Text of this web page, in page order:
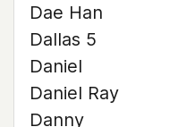
Dae Han
Dallas 5
Daniel
Daniel Ray
Danny